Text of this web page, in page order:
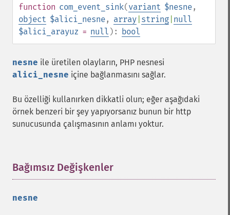
function com_event_sink(variant $nesne,
object $alici_nesne, array string null
$alici_arayuz = null ): bool
nesne ile üretilen olayların, PHP nesnesi
alici_nesne içine bağlanmasını sağlar.
Bu özelliği kullanırken dikkatli olun; eğer aşağıdaki
örnek benzeri bir şey yapıyorsanız bunun bir http
sunucusunda çalışmasının anlamı yoktur.
Bağımsız Değişkenler
nesne